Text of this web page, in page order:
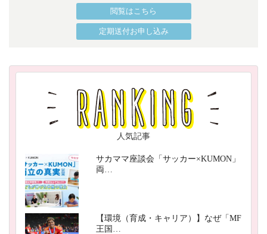
閲覧はこちら
定期送付お申し込み
人気記事
サカママ座談会「サッカー×KUMON」
両…
【環境（育成・キャリア）】なぜ「MF
王国…